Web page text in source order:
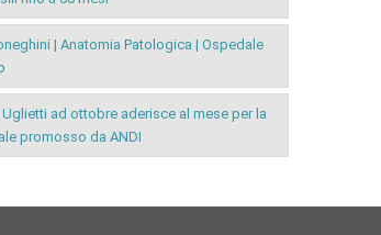
| Anatomia Patologica | Ospedale
ad ottobre aderisce al mese per la
promosso da ANDI